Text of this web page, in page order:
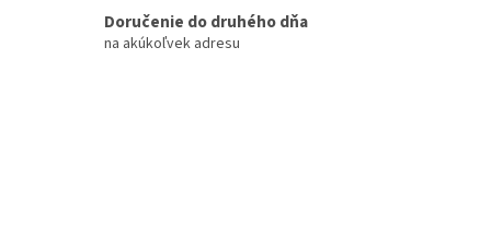
Doručenie do druhého dňa
na akúkoľvek adresu